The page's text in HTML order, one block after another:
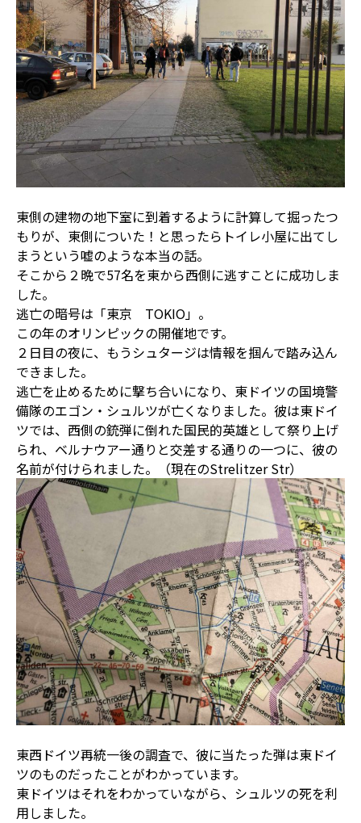
東側の建物の地下室に到着するように計算して掘ったつ
もりが、東側についた！と思ったらトイレ小屋に出てし
まうという嘘のような本当の話。
そこから２晩で57名を東から西側に逃すことに成功しま
した。
逃亡の暗号は「東京 TOKIO」。
この年のオリンピックの開催地です。
２日目の夜に、もうシュタージは情報を掴んで踏み込ん
できました。
逃亡を止めるために撃ち合いになり、東ドイツの国境警
備隊のエゴン・シュルツが亡くなりました。彼は東ドイ
ツでは、西側の銃弾に倒れた国民的英雄として祭り上げ
られ、ベルナウアー通りと交差する通りの一つに、彼の
名前が付けられました。（現在のStrelitzer Str）
東西ドイツ再統一後の調査で、彼に当たった弾は東ドイ
ツのものだったことがわかっています。
東ドイツはそれをわかっていながら、シュルツの死を利
用しました。